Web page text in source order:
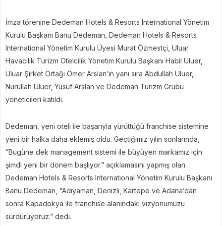
İmza törenine Dedeman Hotels & Resorts International Yönetim
Kurulu Başkanı Banu Dedeman, Dedeman Hotels & Resorts
International Yönetim Kurulu Üyesi Murat Özmestçi, Uluar
Havacılık Turizm Otelcilik Yönetim Kurulu Başkanı Habil Uluer,
Uluar Şirket Ortağı Ömer Arslan’ın yanı sıra Abdullah Uluer,
Nurullah Uluer, Yusuf Arslan ve Dedeman Turizm Grubu
yöneticileri katıldı.
Dedeman, yeni oteli ile başarıyla yürüttüğü franchise sistemine
yeni bir halka daha eklemiş oldu. Geçtiğimiz yılın sonlarında,
“Bugüne dek management sistemi ile büyüyen markamız için
şimdi yeni bir dönem başlıyor.” açıklamasını yapmış olan
Dedeman Hotels & Resorts International Yönetim Kurulu Başkanı
Banu Dedeman, “Adıyaman, Denizli, Kartepe ve Adana’dan
sonra Kapadokya ile franchise alanındaki vizyonumuzu
sürdürüyoruz.” dedi.